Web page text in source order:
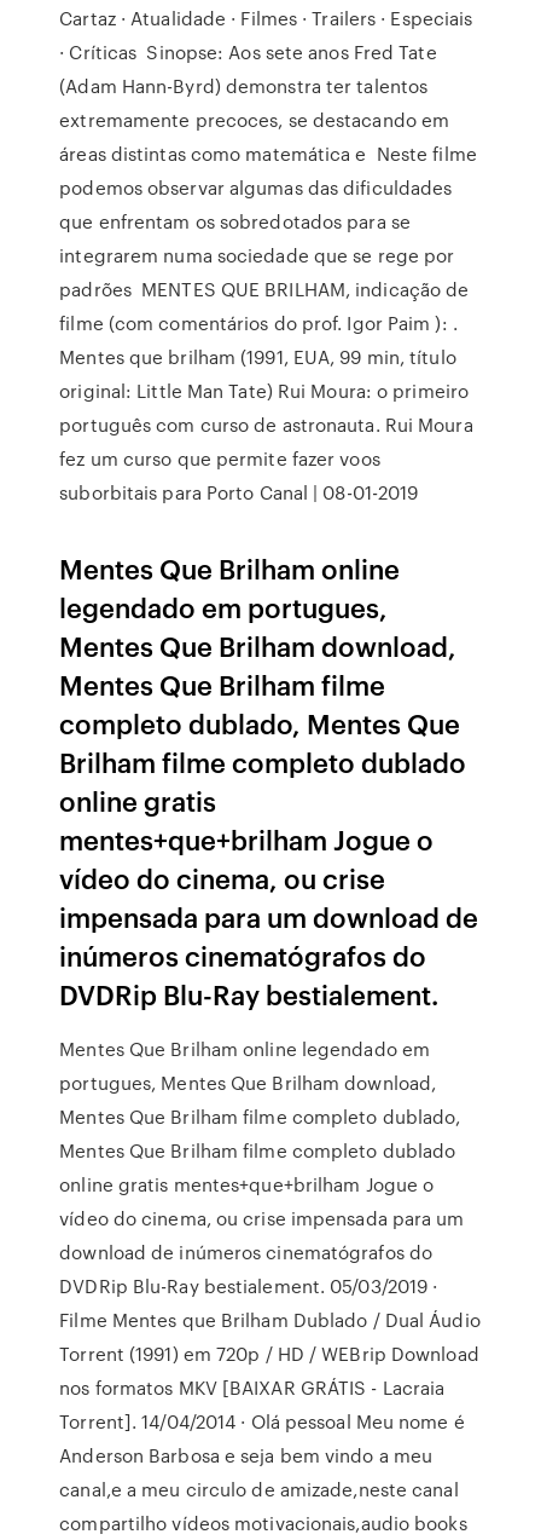
Cartaz · Atualidade · Filmes · Trailers · Especiais
· Críticas Sinopse: Aos sete anos Fred Tate
(Adam Hann-Byrd) demonstra ter talentos
extremamente precoces, se destacando em
áreas distintas como matemática e Neste filme
podemos observar algumas das dificuldades
que enfrentam os sobredotados para se
integrarem numa sociedade que se rege por
padrões MENTES QUE BRILHAM, indicação de
filme (com comentários do prof. Igor Paim ): .
Mentes que brilham (1991, EUA, 99 min, título
original: Little Man Tate) Rui Moura: o primeiro
português com curso de astronauta. Rui Moura
fez um curso que permite fazer voos
suborbitais para Porto Canal | 08-01-2019
Mentes Que Brilham online
legendado em portugues,
Mentes Que Brilham download,
Mentes Que Brilham filme
completo dublado, Mentes Que
Brilham filme completo dublado
online gratis
mentes+que+brilham Jogue o
vídeo do cinema, ou crise
impensada para um download de
inúmeros cinematógrafos do
DVDRip Blu-Ray bestialement.
Mentes Que Brilham online legendado em
portugues, Mentes Que Brilham download,
Mentes Que Brilham filme completo dublado,
Mentes Que Brilham filme completo dublado
online gratis mentes+que+brilham Jogue o
vídeo do cinema, ou crise impensada para um
download de inúmeros cinematógrafos do
DVDRip Blu-Ray bestialement. 05/03/2019 ·
Filme Mentes que Brilham Dublado / Dual Áudio
Torrent (1991) em 720p / HD / WEBrip Download
nos formatos MKV [BAIXAR GRÁTIS - Lacraia
Torrent]. 14/04/2014 · Olá pessoal Meu nome é
Anderson Barbosa e seja bem vindo a meu
canal,e a meu circulo de amizade,neste canal
compartilho vídeos motivacionais,audio books